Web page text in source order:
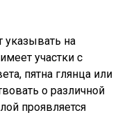
указывать на
участки с
пятна глянца или
о различной
проявляется